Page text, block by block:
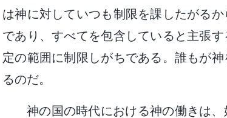
は神に対していつも制限を課したがる
であり、すべてを包含していると主張
定の範囲に制限しがちである。誰もが
るのだ。
神の国の時代における神の働きは